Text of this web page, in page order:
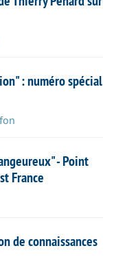
: numéro spécial
- Point
France
de connaissances